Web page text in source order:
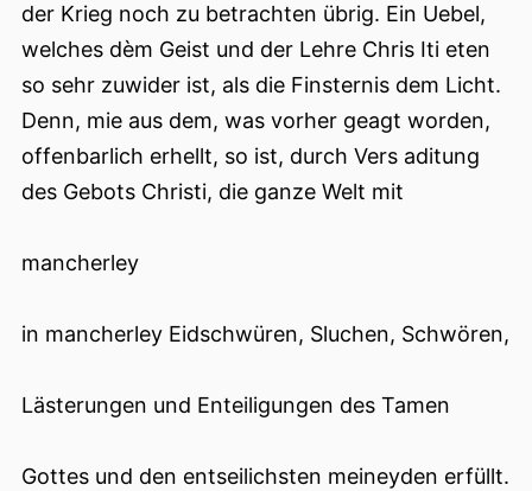
der Krieg noch zu betrachten übrig. Ein Uebel,
welches dèm Geist und der Lehre Chris Iti eten
so sehr zuwider ist, als die Finsternis dem Licht.
Denn, mie aus dem, was vorher geagt worden,
offenbarlich erhellt, so ist, durch Vers aditung
des Gebots Christi, die ganze Welt mit
mancherley
in mancherley Eidschwüren, Sluchen, Schwören,
Lästerungen und Enteiligungen des Tamen
Gottes und den entseilichsten meineyden erfüllt.